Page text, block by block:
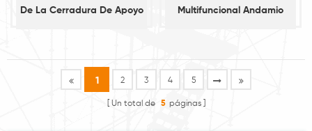
De La Cerradura De Apoyo
Multifuncional Andamio
1 2 3 4 5
Un total de 5 páginas